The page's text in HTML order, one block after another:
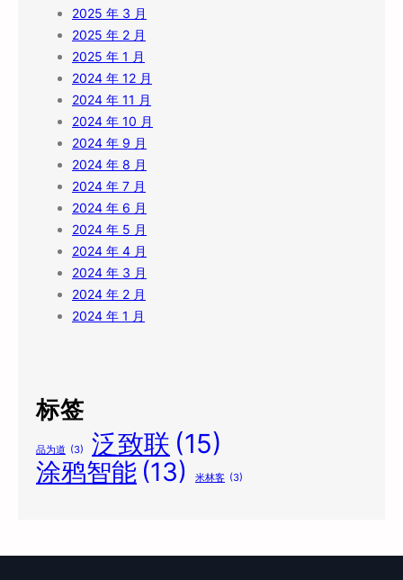
2025 年 3 月
2025 年 2 月
2025 年 1 月
2024 年 12 月
2024 年 11 月
2024 年 10 月
2024 年 9 月
2024 年 8 月
2024 年 7 月
2024 年 6 月
2024 年 5 月
2024 年 4 月
2024 年 3 月
2024 年 2 月
2024 年 1 月
标签
品为道 (3) 泛致联 (15)
涂鸦智能 (13) 米林客 (3)